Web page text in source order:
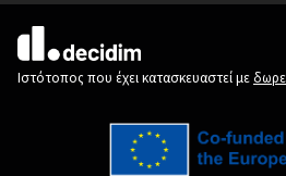
(Εξωτερική σύνδεση)
Ιστότοπος που έχει κατασκευαστεί με